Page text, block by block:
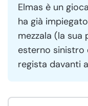
Elmas è un
ha già
mezzala (la sua
esterno sinistro
regista davanti